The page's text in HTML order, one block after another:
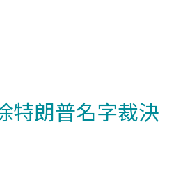
特朗普名字裁決